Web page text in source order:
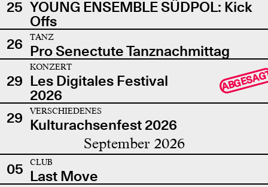
25 YOUNG ENSEMBLE SÜDPOL: Kick
Offs
26
TANZ
Pro Senectute Tanznachmittag
29
KONZERT
Les Digitales Festival
2026
29 VERSCHIEDENES
Kulturachsenfest 2026
September 2026
05 CLUB
Last Move